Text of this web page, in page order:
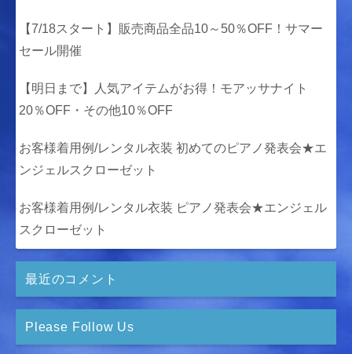
【7/18スタート】販売商品全品10～50％OFF！サマー
セール開催
【明日まで】人気アイテムがお得！モアッサナイト
20％OFF・その他10％OFF
お客様着用例/レンタル衣装 初めてのピアノ発表会★エ
ンジェルスクローゼット
お客様着用例/レンタル衣装 ピアノ発表会★エンジェル
スクローゼット
最近のコメント
Please Follow Us